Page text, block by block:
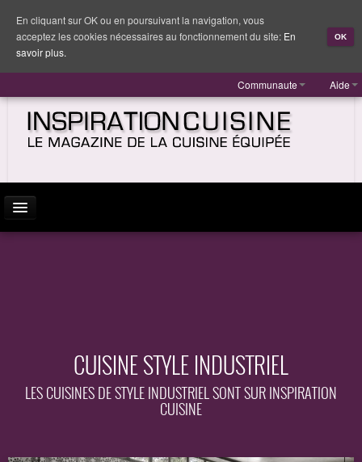
Communaute Aide
CUISINE STYLE INDUSTRIEL
LES CUISINES DE STYLE INDUSTRIEL SONT SUR INSPIRATION
CUISINE
En cliquant sur OK ou en poursuivant la navigation, vous
acceptez les cookies nécessaires au fonctionnement du site: En
savoir plus.
OK